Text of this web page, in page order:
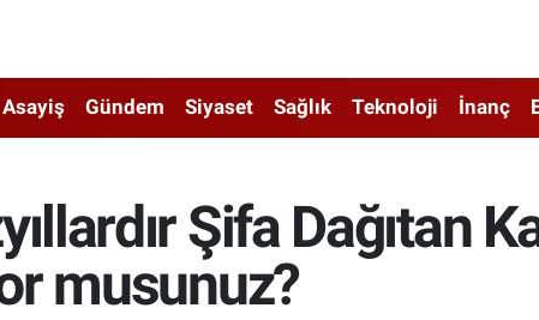
Asayiş Gündem Siyaset Sağlık Teknoloji İnanç
Şifa Dağıtan
musunuz?